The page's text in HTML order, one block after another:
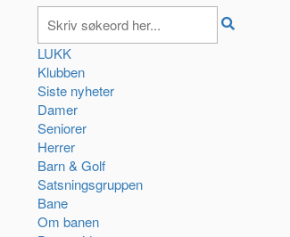
LUKK
Klubben
Siste nyheter
Damer
Seniorer
Herrer
Barn & Golf
Satsningsgruppen
Bane
Om banen